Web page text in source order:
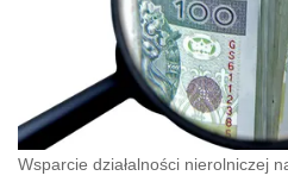
Wsparcie działalności nierolniczej